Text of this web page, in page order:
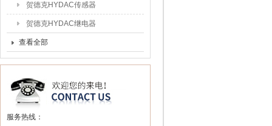
贺德克HYDAC传感器
贺德克HYDAC继电器
查看全部
服务热线：